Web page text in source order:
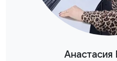
Анастасия